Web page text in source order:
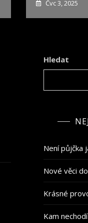
Čvc 3, 2025
Hledat
Není půjčka
Nové věci
Krásné
Kam